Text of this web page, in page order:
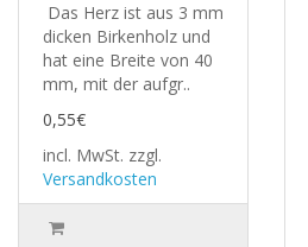
Das Herz ist aus 3 mm
dicken Birkenholz und
hat eine Breite von 40
mm, mit der aufgr..
0,55€
incl. MwSt. zzgl.
Versandkosten